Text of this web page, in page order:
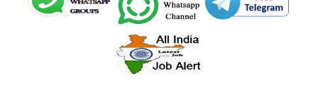
योजनाएँ,